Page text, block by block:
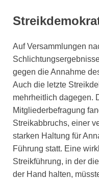
Auf Versammlungen
gegen die Annahme
Auch die letzte
mehrheitlich dagegen.
Mitgliederbefragung
Streikabbruchs, einer
starken Haltung für
Führung statt. Eine
Streikführung, in der
der Hand halten,